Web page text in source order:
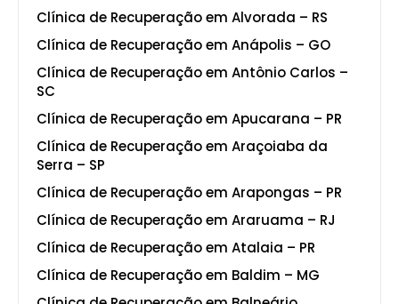
Clínica de Recuperação em Alvorada – RS
Clínica de Recuperação em Anápolis – GO
Clínica de Recuperação em Antônio Carlos –
SC
Clínica de Recuperação em Apucarana – PR
Clínica de Recuperação em Araçoiaba da
Serra – SP
Clínica de Recuperação em Arapongas – PR
Clínica de Recuperação em Araruama – RJ
Clínica de Recuperação em Atalaia – PR
Clínica de Recuperação em Baldim – MG